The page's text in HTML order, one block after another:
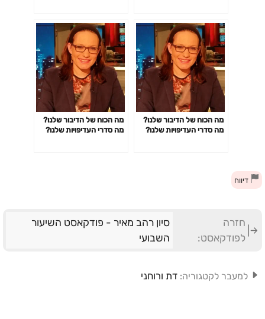
מה הכוח של הדיבור שלנו?
מה סדרי העדיפויות שלנו?
מה הכוח של הדיבור שלנו?
מה סדרי העדיפויות שלנו?
דיווח
חזרה
לפודקאסט:
סיון רהב מאיר - פודקאסט השיעור
השבועי
למעבר לקטגוריה: דת ורוחני